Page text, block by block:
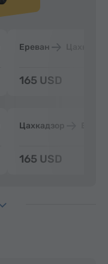
Ереван
165 USD
Цахкадзор
165 USD